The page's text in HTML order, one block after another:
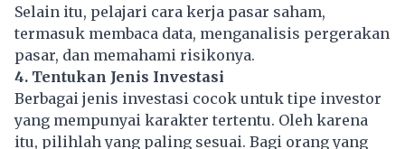
Selain itu, pelajari cara kerja pasar saham,
termasuk membaca data, menganalisis pergerakan
pasar, dan memahami risikonya.
4. Tentukan Jenis Investasi
Berbagai jenis investasi cocok untuk tipe investor
yang mempunyai karakter tertentu. Oleh karena
itu, pilihlah yang paling sesuai. Bagi orang yang